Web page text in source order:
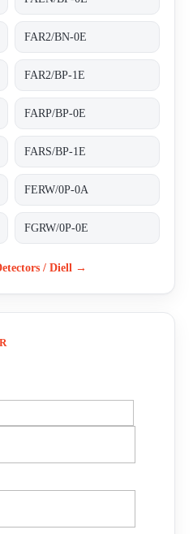
FAR2/BN-0E
FAR2/BP-1E
FARP/BP-0E
FARS/BP-1E
FERW/0P-0A
FGRW/0P-0E
/ Diell →